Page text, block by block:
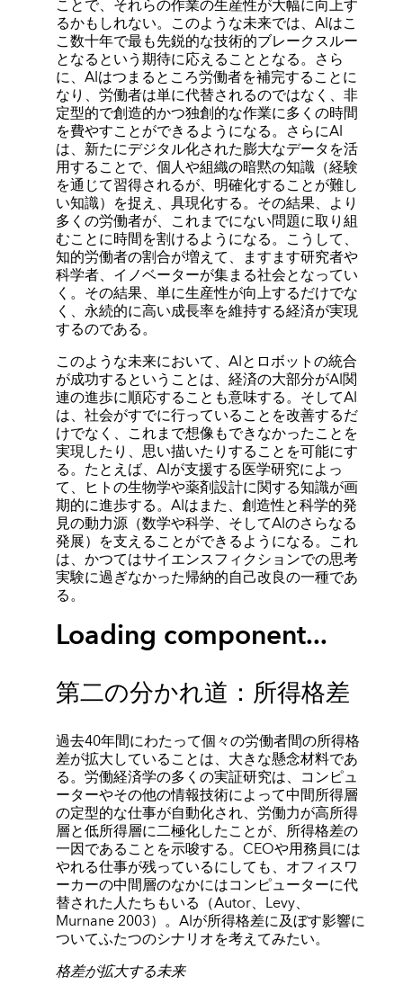
ことで、それらの作業の生産性が大幅に向上す
るかもしれない。このような未来では、AIはこ
こ数十年で最も先鋭的な技術的ブレークスルー
となるという期待に応えることとなる。さら
に、AIはつまるところ労働者を補完することに
なり、労働者は単に代替されるのではなく、非
定型的で創造的かつ独創的な作業に多くの時間
を費やすことができるようになる。さらにAI
は、新たにデジタル化された膨大なデータを活
用することで、個人や組織の暗黙の知識（経験
を通じて習得されるが、明確化することが難し
い知識）を捉え、具現化する。その結果、より
多くの労働者が、これまでにない問題に取り組
むことに時間を割けるようになる。こうして、
知的労働者の割合が増えて、ますます研究者や
科学者、イノベーターが集まる社会となってい
く。その結果、単に生産性が向上するだけでな
く、永続的に高い成長率を維持する経済が実現
するのである。
このような未来において、AIとロボットの統合
が成功するということは、経済の大部分がAI関
連の進歩に順応することも意味する。そしてAI
は、社会がすでに行っていることを改善するだ
けでなく、これまで想像もできなかったことを
実現したり、思い描いたりすることを可能にす
る。たとえば、AIが支援する医学研究によっ
て、ヒトの生物学や薬剤設計に関する知識が画
期的に進歩する。AIはまた、創造性と科学的発
見の動力源（数学や科学、そしてAIのさらなる
発展）を支えることができるようになる。これ
は、かつてはサイエンスフィクションでの思考
実験に過ぎなかった帰納的自己改良の一種であ
る。
Loading component...
第二の分かれ道：所得格差
過去40年間にわたって個々の労働者間の所得格
差が拡大していることは、大きな懸念材料であ
る。労働経済学の多くの実証研究は、コンピュ
ーターやその他の情報技術によって中間所得層
の定型的な仕事が自動化され、労働力が高所得
層と低所得層に二極化したことが、所得格差の
一因であることを示唆する。CEOや用務員には
やれる仕事が残っているにしても、オフィスワ
ーカーの中間層のなかにはコンピューターに代
替された人たちもいる（Autor、Levy、
Murnane 2003）。AIが所得格差に及ぼす影響に
ついてふたつのシナリオを考えてみたい。
格差が拡大する未来